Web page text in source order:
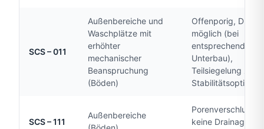
SCS – 011
Außenbereiche und
Waschplätze mit
erhöhter
mechanischer
Beanspruchung
(Böden)
Offenporig,
möglich (bei
entsprechendem
Unterbau),
Teilsiegelung zur
SCS – 111
Außenbereiche
Porenverschluss,
keine Drainage,